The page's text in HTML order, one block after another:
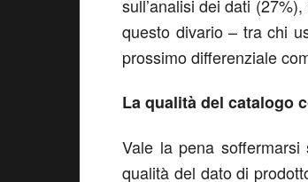
sull’analisi dei dati
questo divario – tra chi
prossimo differenziale
La qualità del catalogo
Vale la pena
qualità del dato di